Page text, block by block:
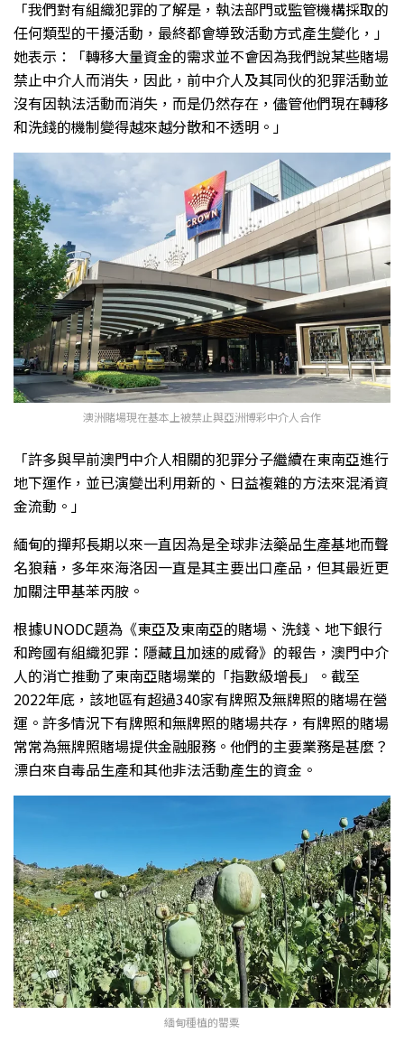
「我們對有組織犯罪的了解是，執法部門或監管機構採取的
任何類型的干擾活動，最終都會導致活動方式產生變化，」
她表示：「轉移大量資金的需求並不會因為我們說某些賭場
禁止中介人而消失，因此，前中介人及其同伙的犯罪活動並
沒有因執法活動而消失，而是仍然存在，儘管他們現在轉移
和洗錢的機制變得越來越分散和不透明。」
澳洲賭場現在基本上被禁止與亞洲博彩中介人合作
「許多與早前澳門中介人相關的犯罪分子繼續在東南亞進行
地下運作，並已演變出利用新的、日益複雜的方法來混淆資
金流動。」
緬甸的撣邦長期以來一直因為是全球非法藥品生產基地而聲
名狼藉，多年來海洛因一直是其主要出口產品，但其最近更
加關注甲基苯丙胺。
根據UNODC題為《東亞及東南亞的賭場、洗錢、地下銀行
和跨國有組織犯罪：隱藏且加速的威脅》的報告，澳門中介
人的消亡推動了東南亞賭場業的「指數級增長」。截至
2022年底，該地區有超過340家有牌照及無牌照的賭場在營
運。許多情況下有牌照和無牌照的賭場共存，有牌照的賭場
常常為無牌照賭場提供金融服務。他們的主要業務是甚麼？
漂白來自毒品生產和其他非法活動產生的資金。
緬甸種植的罌粟